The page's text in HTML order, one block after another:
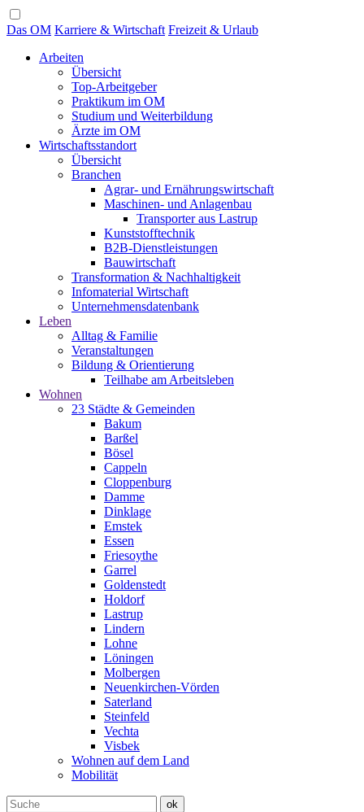
Das OM Karriere & Wirtschaft Freizeit & Urlaub
Arbeiten
Übersicht
Top-Arbeitgeber
Praktikum im OM
Studium und Weiterbildung
Ärzte im OM
Wirtschaftsstandort
Übersicht
Branchen
Agrar- und Ernährungswirtschaft
Maschinen- und Anlagenbau
Transporter aus Lastrup
Kunststofftechnik
B2B-Dienstleistungen
Bauwirtschaft
Transformation & Nachhaltigkeit
Infomaterial Wirtschaft
Unternehmensdatenbank
Leben
Alltag & Familie
Veranstaltungen
Bildung & Orientierung
Teilhabe am Arbeitsleben
Wohnen
23 Städte & Gemeinden
Bakum
Barßel
Bösel
Cappeln
Cloppenburg
Damme
Dinklage
Emstek
Essen
Friesoythe
Garrel
Goldenstedt
Holdorf
Lastrup
Lindern
Lohne
Löningen
Molbergen
Neuenkirchen-Vörden
Saterland
Steinfeld
Vechta
Visbek
Wohnen auf dem Land
Mobilität